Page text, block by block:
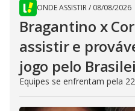
ONDE ASSISTIR/ 08/08/2026
Bragantino x
assistir e
jogo pelo
Equipes se enfrentam pela